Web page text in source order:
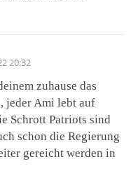
20:32
zuhause das
jeder Ami lebt auf
Schrott Patriots sind
schon die Regierung
gereicht werden in